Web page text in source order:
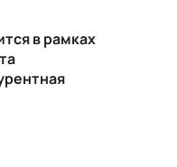
в рамках